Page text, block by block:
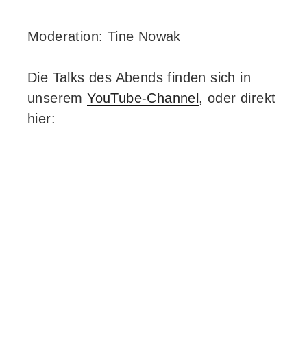
Moderation: Tine Nowak
Die Talks des Abends finden sich in
unseremYouTube-Channel , oder direkt
hier: